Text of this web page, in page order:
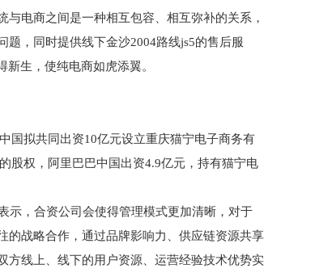
电商之间是一种相互包容、相互弥补的关系，
，同时提供线下金沙2004路线js5的售后服
生，使纯电商如虎添翼。
国拟共同出资10亿元设立重庆猫宁电子商务有
股权，阿里巴巴中国出资4.9亿元，持有猫宁电
，合资公司会使得管理模式更加清晰，对于
的战略合作，通过品牌影响力、供应链资源共享
方线上、线下的用户资源、运营经验技术优势实